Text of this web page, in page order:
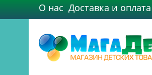
О нас Доставка и оплата